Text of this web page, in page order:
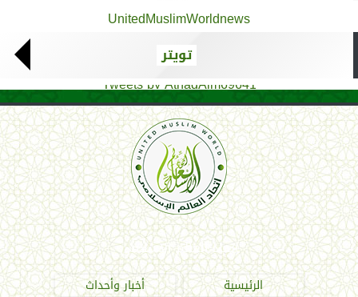
UnitedMuslimWorldnews
تويتر
Tweets by AthadAlm69641
اتحاد العالم الإسلامي
الرئيسية أخبار وأحداث